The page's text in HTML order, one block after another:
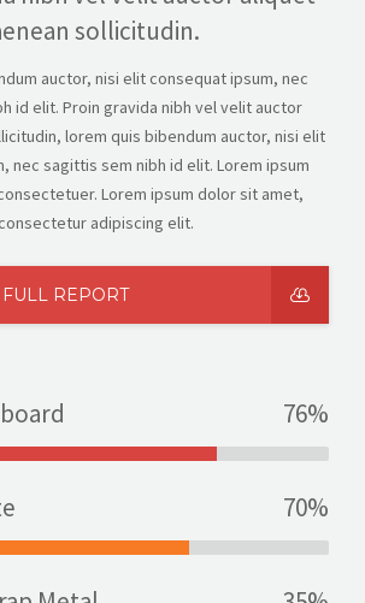
sollicitudin.
auctor, nisi elit consequat ipsum, nec
id elit. Proin gravida nibh vel velit auctor
lorem quis bibendum auctor, nisi elit
nec sagittis sem nibh id elit. Lorem ipsum
Lorem ipsum dolor sit amet,
adipiscing elit.
REPORT
76%
70%